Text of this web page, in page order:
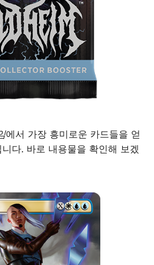
에서 가장 흥미로운 카드들을 얻
다. 바로 내용물을 확인해 보겠